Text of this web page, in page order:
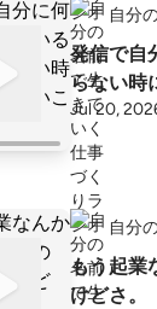
自分
発信で自
らない時
Jul 20,
自分
もう起業
けどさ。